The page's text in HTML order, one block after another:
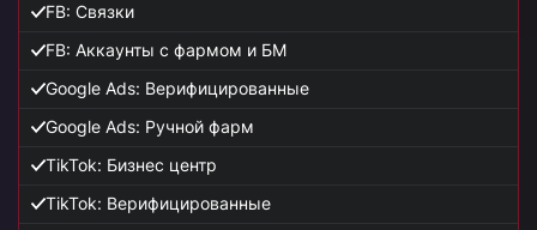
FB: Связки
FB: Аккаунты с фармом и БМ
Google Ads: Верифицированные
Google Ads: Ручной фарм
TikTok: Бизнес центр
TikTok: Верифицированные